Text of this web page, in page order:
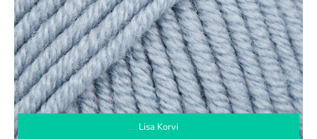
Lisa Korvi